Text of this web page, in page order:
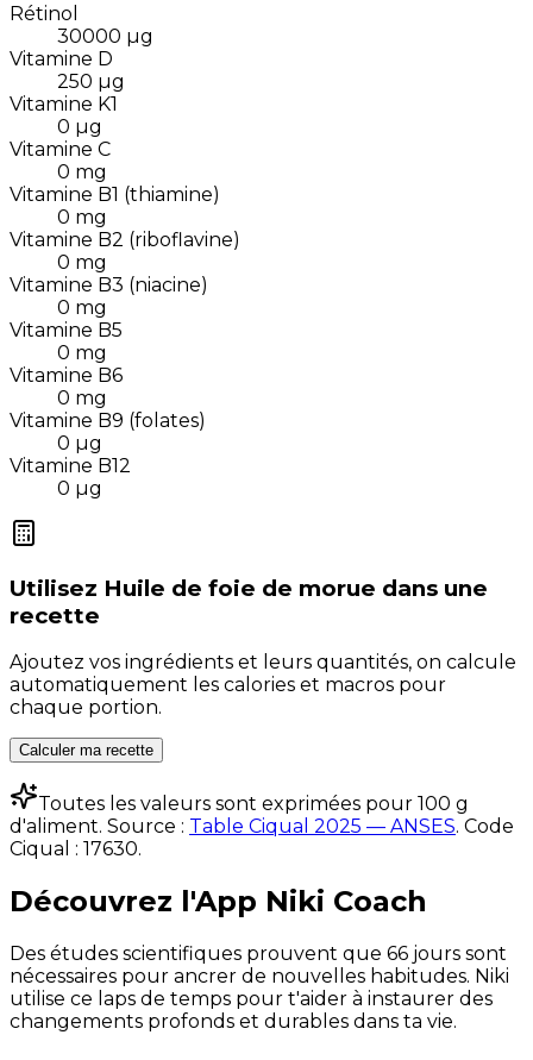
Rétinol
30000 µg
Vitamine D
250 µg
Vitamine K1
0 µg
Vitamine C
0 mg
Vitamine B1 (thiamine)
0 mg
Vitamine B2 (riboflavine)
0 mg
Vitamine B3 (niacine)
0 mg
Vitamine B5
0 mg
Vitamine B6
0 mg
Vitamine B9 (folates)
0 µg
Vitamine B12
0 µg
Utilisez Huile de foie de morue dans une
recette
Ajoutez vos ingrédients et leurs quantités, on calcule
automatiquement les calories et macros pour
chaque portion.
Calculer ma recette
Toutes les valeurs sont exprimées pour 100 g
d'aliment. Source : Table Ciqual 2025 — ANSES. Code
Ciqual : 17630.
Découvrez l'App Niki Coach
Des études scientifiques prouvent que 66 jours sont
nécessaires pour ancrer de nouvelles habitudes. Niki
utilise ce laps de temps pour t'aider à instaurer des
changements profonds et durables dans ta vie.